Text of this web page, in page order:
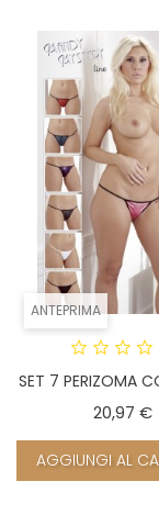
ANTEPRIMA
SET 7 PERIZOMA
20,97 €
AGGIUNGI AL